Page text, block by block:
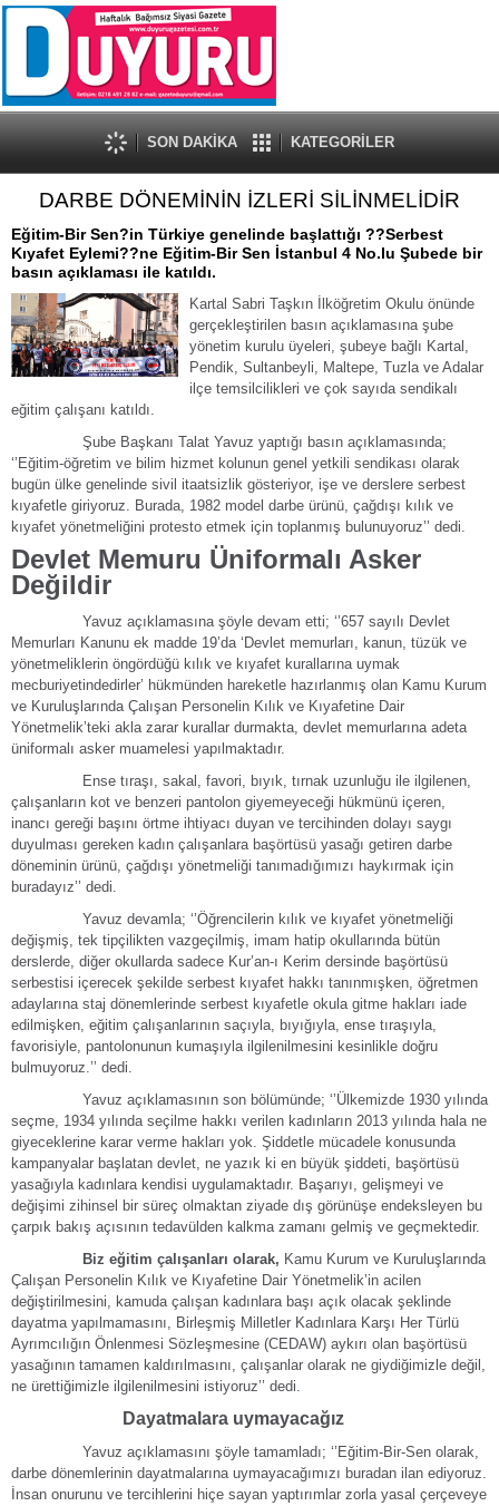
SON DAKİKA KATEGORİLER
DARBE DÖNEMİNİN İZLERİ SİLİNMELİDİR
Eğitim-Bir Sen?in Türkiye genelinde başlattığı ??Serbest
Kıyafet Eylemi??ne Eğitim-Bir Sen İstanbul 4 No.lu Şubede bir
basın açıklaması ile katıldı.
Kartal Sabri Taşkın İlköğretim Okulu önünde
gerçekleştirilen basın açıklamasına şube
yönetim kurulu üyeleri, şubeye bağlı Kartal,
Pendik, Sultanbeyli, Maltepe, Tuzla ve Adalar
ilçe temsilcilikleri ve çok sayıda sendikalı
eğitim çalışanı katıldı.
Şube Başkanı Talat Yavuz yaptığı basın açıklamasında;
‘’Eğitim-öğretim ve bilim hizmet kolunun genel yetkili sendikası olarak
bugün ülke genelinde sivil itaatsizlik gösteriyor, işe ve derslere serbest
kıyafetle giriyoruz. Burada, 1982 model darbe ürünü, çağdışı kılık ve
kıyafet yönetmeliğini protesto etmek için toplanmış bulunuyoruz’’ dedi.
Devlet Memuru Üniformalı Asker
Değildir
Yavuz açıklamasına şöyle devam etti; ‘’657 sayılı Devlet
Memurları Kanunu ek madde 19’da ‘Devlet memurları, kanun, tüzük ve
yönetmeliklerin öngördüğü kılık ve kıyafet kurallarına uymak
mecburiyetindedirler’ hükmünden hareketle hazırlanmış olan Kamu Kurum
ve Kuruluşlarında Çalışan Personelin Kılık ve Kıyafetine Dair
Yönetmelik’teki akla zarar kurallar durmakta, devlet memurlarına adeta
üniformalı asker muamelesi yapılmaktadır.
Ense tıraşı, sakal, favori, bıyık, tırnak uzunluğu ile ilgilenen,
çalışanların kot ve benzeri pantolon giyemeyeceği hükmünü içeren,
inancı gereği başını örtme ihtiyacı duyan ve tercihinden dolayı saygı
duyulması gereken kadın çalışanlara başörtüsü yasağı getiren darbe
döneminin ürünü, çağdışı yönetmeliği tanımadığımızı haykırmak için
buradayız’’ dedi.
Yavuz devamla; ‘’Öğrencilerin kılık ve kıyafet yönetmeliği
değişmiş, tek tipçilikten vazgeçilmiş, imam hatip okullarında bütün
derslerde, diğer okullarda sadece Kur’an-ı Kerim dersinde başörtüsü
serbestisi içerecek şekilde serbest kıyafet hakkı tanınmışken, öğretmen
adaylarına staj dönemlerinde serbest kıyafetle okula gitme hakları iade
edilmişken, eğitim çalışanlarının saçıyla, bıyığıyla, ense tıraşıyla,
favorisiyle, pantolonunun kumaşıyla ilgilenilmesini kesinlikle doğru
bulmuyoruz.’’ dedi.
Yavuz açıklamasının son bölümünde; ‘’Ülkemizde 1930 yılında
seçme, 1934 yılında seçilme hakkı verilen kadınların 2013 yılında hala ne
giyeceklerine karar verme hakları yok. Şiddetle mücadele konusunda
kampanyalar başlatan devlet, ne yazık ki en büyük şiddeti, başörtüsü
yasağıyla kadınlara kendisi uygulamaktadır. Başarıyı, gelişmeyi ve
değişimi zihinsel bir süreç olmaktan ziyade dış görünüşe endeksleyen bu
çarpık bakış açısının tedavülden kalkma zamanı gelmiş ve geçmektedir.
Biz eğitim çalışanları olarak, Kamu Kurum ve Kuruluşlarında
Çalışan Personelin Kılık ve Kıyafetine Dair Yönetmelik’in acilen
değiştirilmesini, kamuda çalışan kadınlara başı açık olacak şeklinde
dayatma yapılmamasını, Birleşmiş Milletler Kadınlara Karşı Her Türlü
Ayrımcılığın Önlenmesi Sözleşmesine (CEDAW) aykırı olan başörtüsü
yasağının tamamen kaldırılmasını, çalışanlar olarak ne giydiğimizle değil,
ne ürettiğimizle ilgilenilmesini istiyoruz’’ dedi.
Dayatmalara uymayacağız
Yavuz açıklamasını şöyle tamamladı; ‘’Eğitim-Bir-Sen olarak,
darbe dönemlerinin dayatmalarına uymayacağımızı buradan ilan ediyoruz.
İnsan onurunu ve tercihlerini hiçe sayan yaptırımlar zorla yasal çerçeveye